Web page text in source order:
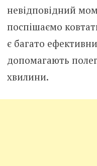
невідповідний
поспішаємо
є багато
допомагають
хвилини.